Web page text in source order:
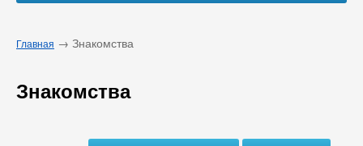
Главная → Знакомства
Знакомства